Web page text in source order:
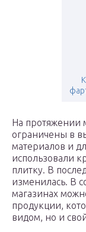
На протяжении
ограничены в
материалов и
использовали
плитку. В
изменилась. В
магазинах
продукции,
видом, но и